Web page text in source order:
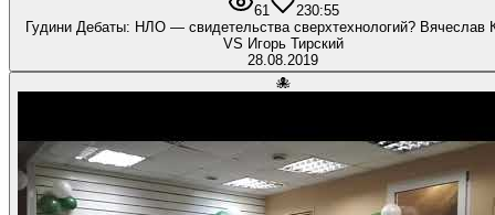
61 230:55
Гудини Дебаты: НЛО — свидетельства сверхтехнологий? Вячеслав
VS Игорь Тирский
28.08.2019
🐙